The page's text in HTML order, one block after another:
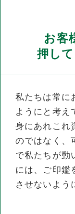
お客
押し
私たちは常に
ようにと考え
身にあれこれ
のではなく、
で私たちが動
には、ご印鑑
させないよう